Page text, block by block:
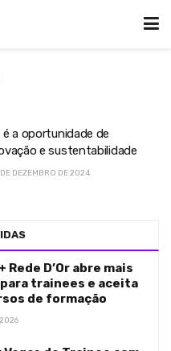
é a oportunidade de
e sustentabilidade
DEZEMBRO DE 2024
Rede D’Or abre mais
para trainees e aceita
de formação